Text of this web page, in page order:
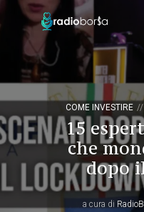
COME INVESTIRE
15
che
dopo
a cura di